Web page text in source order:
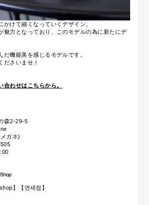
かけて細くなっていくデザイン。
魅力となっており、このモデルの為に新たにデ
だ機能美を感じるモデルです。
ださいませ！
合わせはこちらから。
森2-29-5
ガネ)
】【면세점】